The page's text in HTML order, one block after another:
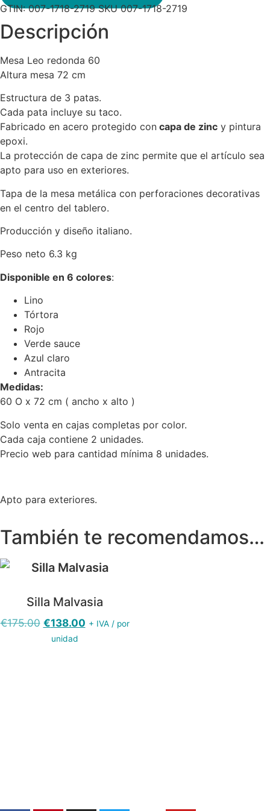
GTIN:007-1718-2719 SKU007-1718-2719
Descripción
Mesa Leo redonda 60
Altura mesa 72 cm
Estructura de 3 patas.
Cada pata incluye su taco.
Fabricado en acero protegido con capa de zinc y pintura
epoxi.
La protección de capa de zinc permite que el artículo sea
apto para uso en exteriores.
Tapa de la mesa metálica con perforaciones decorativas
en el centro del tablero.
Producción y diseño italiano.
Peso neto 6.3 kg
Disponible en 6 colores:
Lino
Tórtora
Rojo
Verde sauce
Azul claro
Antracita
Medidas:
60 O x 72 cm ( ancho x alto )
Solo venta en cajas completas por color.
Cada caja contiene 2 unidades.
Precio web para cantidad mínima 8 unidades.
Apto para exteriores.
También te recomendamos…
Silla Malvasia
€175.00 El
precio
€138.00El+ IVA / por
unidad